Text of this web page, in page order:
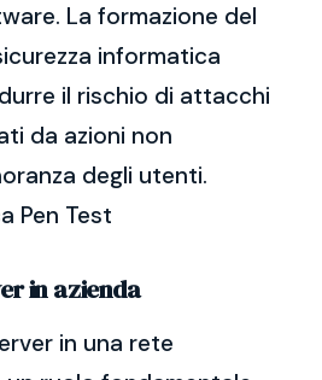
La formazione del
informatica
il rischio di attacchi
da azioni non
degli utenti.
Pen Test
in azienda
in una rete